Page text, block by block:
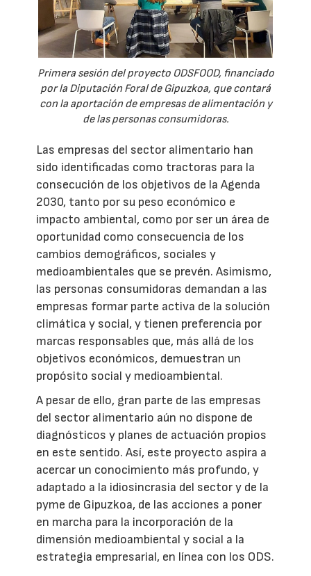
Primera sesión del proyecto ODSFOOD, financiado
por la Diputación Foral de Gipuzkoa, que contará
con la aportación de empresas de alimentación y
de las personas consumidoras.
Las empresas del sector alimentario han
sido identificadas como tractoras para la
consecución de los objetivos de la Agenda
2030, tanto por su peso económico e
impacto ambiental, como por ser un área de
oportunidad como consecuencia de los
cambios demográficos, sociales y
medioambientales que se prevén. Asimismo,
las personas consumidoras demandan a las
empresas formar parte activa de la solución
climática y social, y tienen preferencia por
marcas responsables que, más allá de los
objetivos económicos, demuestran un
propósito social y medioambiental.
A pesar de ello, gran parte de las empresas
del sector alimentario aún no dispone de
diagnósticos y planes de actuación propios
en este sentido. Así, este proyecto aspira a
acercar un conocimiento más profundo, y
adaptado a la idiosincrasia del sector y de la
pyme de Gipuzkoa, de las acciones a poner
en marcha para la incorporación de la
dimensión medioambiental y social a la
estrategia empresarial, en línea con los ODS.